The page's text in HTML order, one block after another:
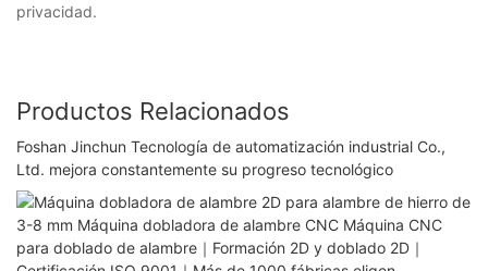
privacidad.
Productos Relacionados
Foshan Jinchun Tecnología de automatización industrial Co.,
Ltd. mejora constantemente su progreso tecnológico